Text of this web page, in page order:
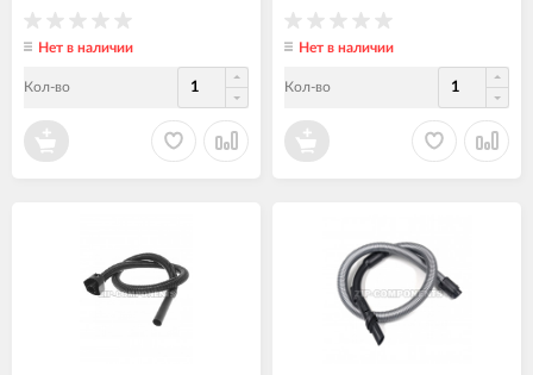
Нет в наличии
Кол-во
Нет в наличии
Кол-во